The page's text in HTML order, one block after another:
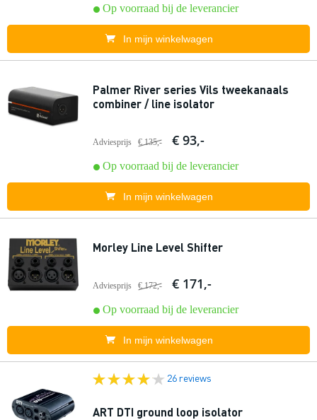
Op voorraad bij de leverancier
In mijn winkelwagen
Palmer River series Vils tweekanaals
combiner / line isolator
Adviesprijs € 135,- € 93,-
Op voorraad bij de leverancier
In mijn winkelwagen
Morley Line Level Shifter
Adviesprijs € 172,- € 171,-
Op voorraad bij de leverancier
In mijn winkelwagen
26 reviews
ART DTI ground loop isolator